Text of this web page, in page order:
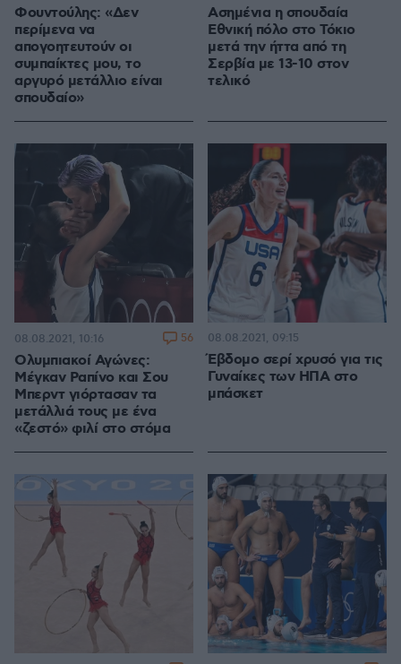
Φουντούλης: «Δεν
περίμενα να
απογοητευτούν οι
συμπαίκτες μου, το
αργυρό μετάλλιο είναι
σπουδαίο»
Ασημένια η σπουδαία
Εθνική πόλο στο Τόκιο
μετά την ήττα από τη
Σερβία με 13-10 στον
τελικό
Ολυμπιακοί Αγώνες:
Μέγκαν Ραπίνο και Σου
Μπερντ γιόρτασαν τα
μετάλλιά τους με ένα
«ζεστό» φιλί στο στόμα
08.08.2021, 10:16 56
Έβδομο σερί χρυσό για τις
Γυναίκες των ΗΠΑ στο
μπάσκετ
08.08.2021, 09:15